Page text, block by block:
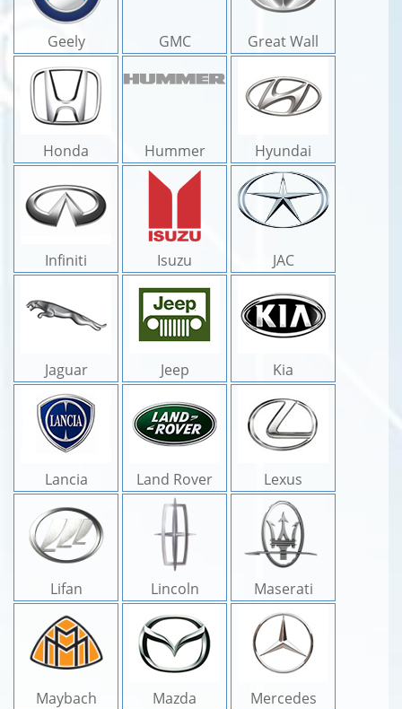
Geely GMC Great Wall
Honda Hummer Hyundai
Infiniti Isuzu JAC
Jaguar Jeep Kia
Lancia Land Rover Lexus
Lifan Lincoln Maserati
Maybach Mazda Mercedes